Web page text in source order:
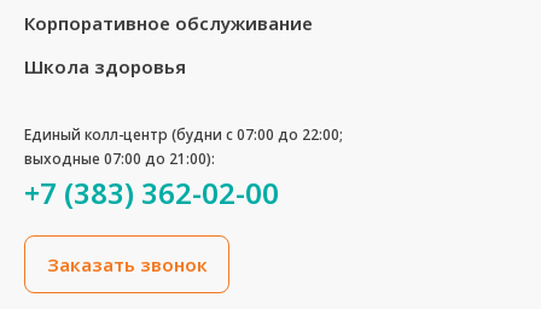
Корпоративное обслуживание
Школа здоровья
Единый колл-центр (будни с 07:00 до 22:00;
выходные 07:00 до 21:00):
+7 (383) 362-02-00
Заказать звонок